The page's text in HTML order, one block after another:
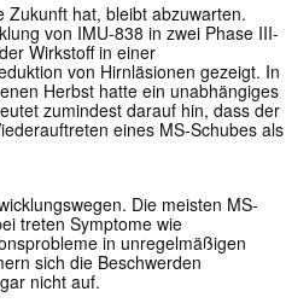
Zukunft hat, bleibt abzuwarten.
von IMU-838 in zwei Phase III-
Wirkstoff in einer
von Hirnläsionen gezeigt. In
Herbst hatte ein unabhängiges
zumindest darauf hin, dass der
eines MS-Schubes als
Die meisten MS-
treten Symptome wie
in unregelmäßigen
sich die Beschwerden
nicht auf.